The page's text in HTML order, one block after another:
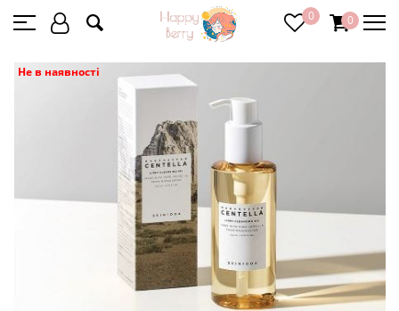
0 0
Не в наявності